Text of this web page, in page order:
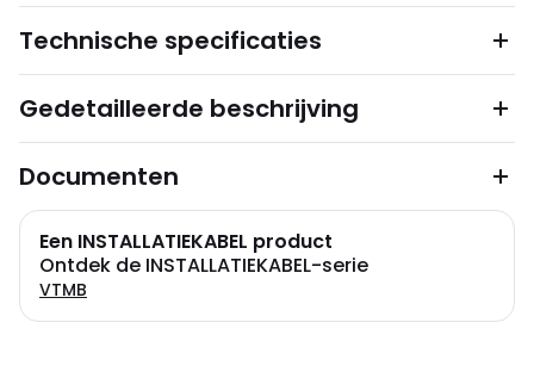
Technische specificaties
Gedetailleerde beschrijving
Documenten
Een INSTALLATIEKABEL product
Ontdek de INSTALLATIEKABEL-serie
VTMB